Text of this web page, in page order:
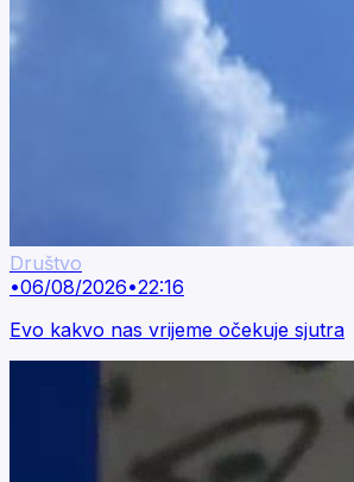
Društvo
•06/08/2026•22:16
Evo kakvo nas vrijeme očekuje sjutra